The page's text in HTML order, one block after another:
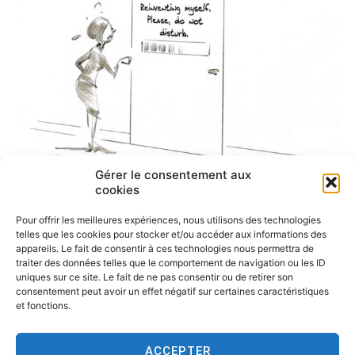
Gérer le consentement aux
cookies
Pour offrir les meilleures expériences, nous utilisons des technologies
telles que les cookies pour stocker et/ou accéder aux informations des
appareils. Le fait de consentir à ces technologies nous permettra de
traiter des données telles que le comportement de navigation ou les ID
uniques sur ce site. Le fait de ne pas consentir ou de retirer son
consentement peut avoir un effet négatif sur certaines caractéristiques
et fonctions.
ACCEPTER